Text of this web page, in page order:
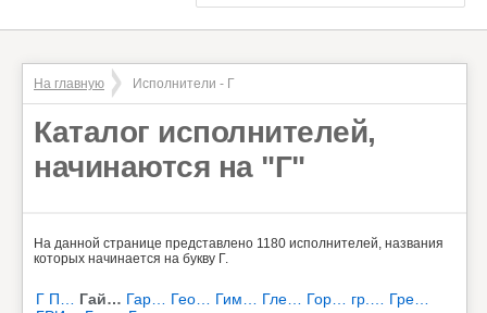
На главную Исполнители - Г
Каталог исполнителей,
начинаются на "Г"
На данной странице представлено 1180 исполнителей, названия
которых начинается на букву Г.
Г П… Гай… Гар… Гео… Гим… Гле… Гор… гр.…
Гре…